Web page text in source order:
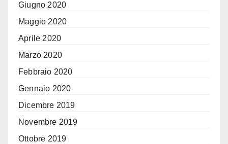
Giugno 2020
Maggio 2020
Aprile 2020
Marzo 2020
Febbraio 2020
Gennaio 2020
Dicembre 2019
Novembre 2019
Ottobre 2019